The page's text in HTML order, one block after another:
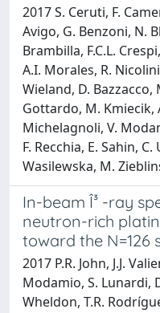
2017 S. Ceruti, F.
Avigo, G. Benzoni, N.
Brambilla, F.C.L.
A.I. Morales, R.
Wieland, D. Bazzacco,
Gottardo, M. Kmiecik,
Michelagnoli, V.
F. Recchia, E. Sahin,
Wasilewska, M.
In-beam Î³ -ray
neutron-rich
toward the N=126
2017 P.R. John, J.J.
Modamio, S. Lunardi,
Wheldon, T.R.